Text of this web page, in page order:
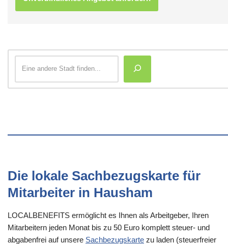
Die lokale Sachbezugskarte für
Mitarbeiter in Hausham
LOCALBENEFITS ermöglicht es Ihnen als Arbeitgeber, Ihren
Mitarbeitern jeden Monat bis zu 50 Euro komplett steuer- und
abgabenfrei auf unsere Sachbezugskarte zu laden (steuerfreier